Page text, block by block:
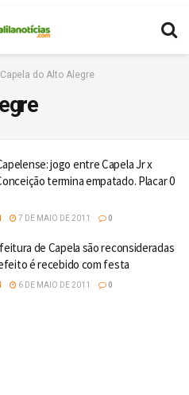
Capela do Alto Alegre
jogo entre Capela Jr x
termina empatado. Placar 0
7 DE MAIO DE 2011 0
de Capela são reconsideradas
é recebido com festa
6 DE MAIO DE 2011 0